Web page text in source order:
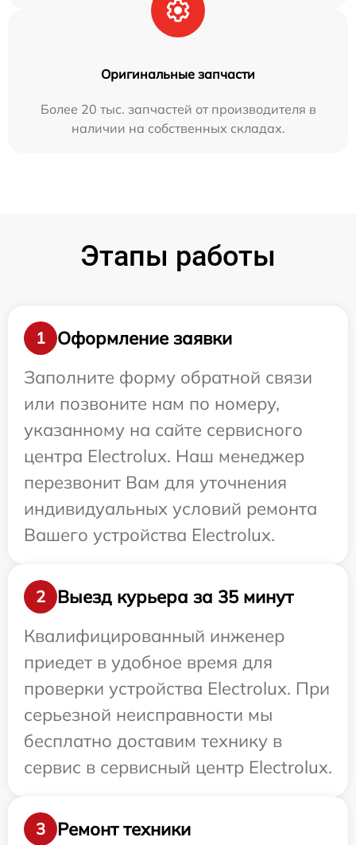
Оригинальные запчасти
Более 20 тыс. запчастей от производителя в
наличии на собственных складах.
Этапы работы
1
Оформление заявки
Заполните форму обратной связи
или позвоните нам по номеру,
указанному на сайте сервисного
центра Electrolux. Наш менеджер
перезвонит Вам для уточнения
индивидуальных условий ремонта
Вашего устройства Electrolux.
2
Выезд курьера за 35 минут
Квалифицированный инженер
приедет в удобное время для
проверки устройства Electrolux. При
серьезной неисправности мы
бесплатно доставим технику в
сервис в сервисный центр Electrolux.
3 Ремонт техники